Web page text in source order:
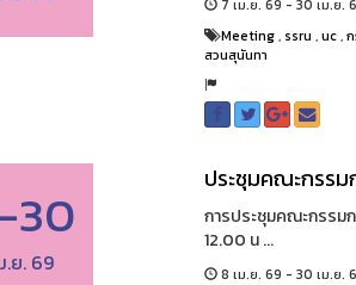
7 เม.ย. 69 - 30 เม.ย.
Meeting, ssru ,uc,
สวนสุนันทา
30
.ย. 69
ประชุมคณะกรร
การประชุมคณะกรรม
12.00 น ...
8 เม.ย. 69 - 30 เม.ย.